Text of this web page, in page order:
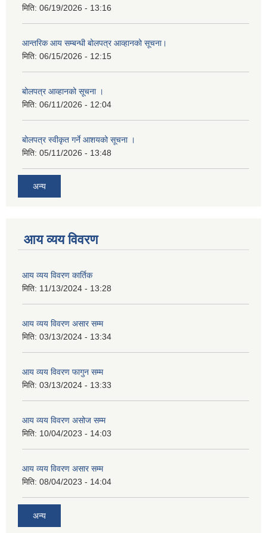
मिति: 06/19/2026 - 13:16
आन्तरिक आय सम्बन्धी बोलपत्र आव्हानको सूचना।
मिति: 06/15/2026 - 12:15
बोलपत्र आव्हानको सूचना ।
मिति: 06/11/2026 - 12:04
बोलपत्र स्वीकृत गर्ने आशयको सूचना ।
मिति: 05/11/2026 - 13:48
अन्य
आय व्यय विवरण
आय व्यय विवरण कार्तिक
मिति: 11/13/2024 - 13:28
आय व्यय विवरण असार सम्म
मिति: 03/13/2024 - 13:34
आय व्यय विवरण फागुन सम्म
मिति: 03/13/2024 - 13:33
आय व्यय विवरण असोज सम्म
मिति: 10/04/2023 - 14:03
आय व्यय विवरण असार सम्म
मिति: 08/04/2023 - 14:04
अन्य